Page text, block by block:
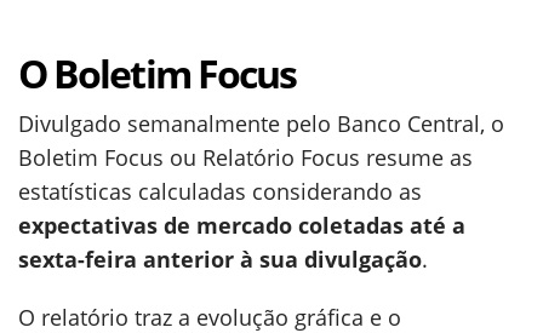
O Boletim Focus
Divulgado semanalmente pelo Banco Central, o
Boletim Focus ou Relatório Focus resume as
estatísticas calculadas considerando as
expectativas de mercado coletadas até a
sexta-feira anterior à sua divulgação.
O relatório traz a evolução gráfica e o